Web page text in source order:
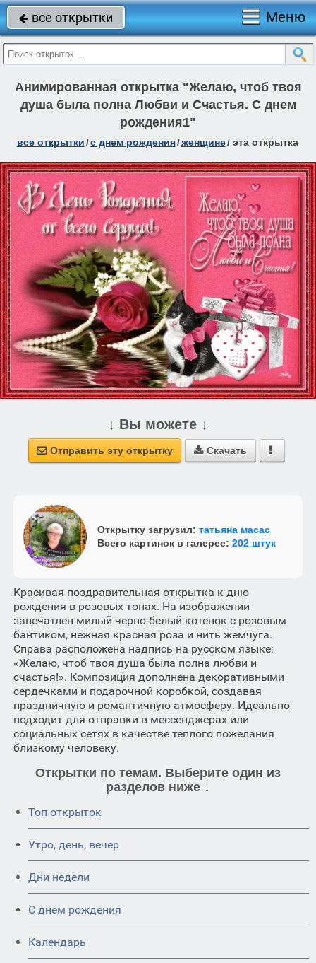
 все открытки Меню
Анимированная открытка "Желаю, чтоб твоя
душа была полна Любви и Счастья. С днем
рождения1"
все открытки/c днем рождения/женщине/ эта открытка
↓ Вы можете ↓
 Отправить эту открытку  Скачать 
Открытку загрузил: татьяна масас
Всего картинок в галерее: 202 штук
Красивая поздравительная открытка к дню
рождения в розовых тонах. На изображении
запечатлен милый черно-белый котенок с розовым
бантиком, нежная красная роза и нить жемчуга.
Справа расположена надпись на русском языке:
«Желаю, чтоб твоя душа была полна любви и
счастья!». Композиция дополнена декоративными
сердечками и подарочной коробкой, создавая
праздничную и романтичную атмосферу. Идеально
подходит для отправки в мессенджерах или
социальных сетях в качестве теплого пожелания
близкому человеку.
Открытки по темам. Выберите один из
разделов ниже ↓
Топ открыток
Утро, день, вечер
Дни недели
C днем рождения
Календарь